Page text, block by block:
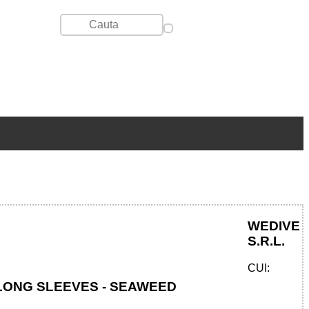
SLEEVES - SEAWEED
WEDIVE
S.R.L.
CUI: